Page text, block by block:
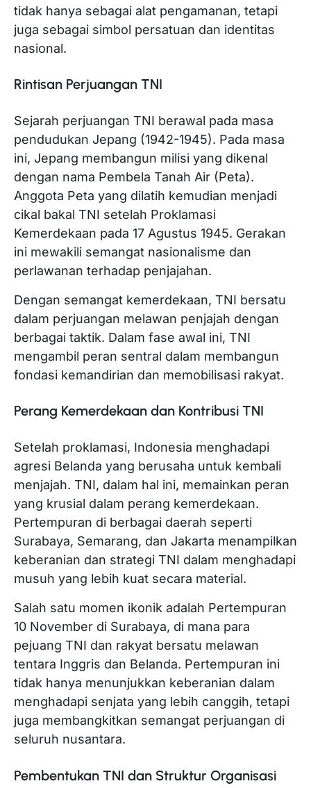
tidak hanya sebagai alat pengamanan, tetapi
juga sebagai simbol persatuan dan identitas
nasional.
Rintisan Perjuangan TNI
Sejarah perjuangan TNI berawal pada masa
pendudukan Jepang (1942-1945). Pada masa
ini, Jepang membangun milisi yang dikenal
dengan nama Pembela Tanah Air (Peta).
Anggota Peta yang dilatih kemudian menjadi
cikal bakal TNI setelah Proklamasi
Kemerdekaan pada 17 Agustus 1945. Gerakan
ini mewakili semangat nasionalisme dan
perlawanan terhadap penjajahan.
Dengan semangat kemerdekaan, TNI bersatu
dalam perjuangan melawan penjajah dengan
berbagai taktik. Dalam fase awal ini, TNI
mengambil peran sentral dalam membangun
fondasi kemandirian dan memobilisasi rakyat.
Perang Kemerdekaan dan Kontribusi TNI
Setelah proklamasi, Indonesia menghadapi
agresi Belanda yang berusaha untuk kembali
menjajah. TNI, dalam hal ini, memainkan peran
yang krusial dalam perang kemerdekaan.
Pertempuran di berbagai daerah seperti
Surabaya, Semarang, dan Jakarta menampilkan
keberanian dan strategi TNI dalam menghadapi
musuh yang lebih kuat secara material.
Salah satu momen ikonik adalah Pertempuran
10 November di Surabaya, di mana para
pejuang TNI dan rakyat bersatu melawan
tentara Inggris dan Belanda. Pertempuran ini
tidak hanya menunjukkan keberanian dalam
menghadapi senjata yang lebih canggih, tetapi
juga membangkitkan semangat perjuangan di
seluruh nusantara.
Pembentukan TNI dan Struktur Organisasi